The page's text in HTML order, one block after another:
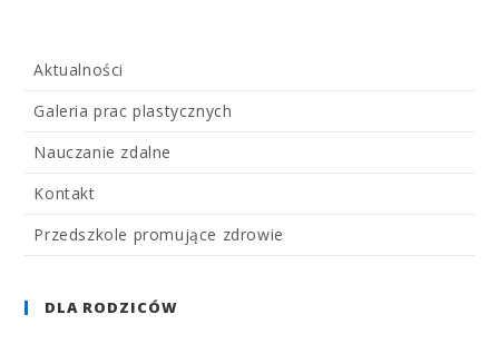
Aktualności
Galeria prac plastycznych
Nauczanie zdalne
Kontakt
Przedszkole promujące zdrowie
DLA RODZICÓW